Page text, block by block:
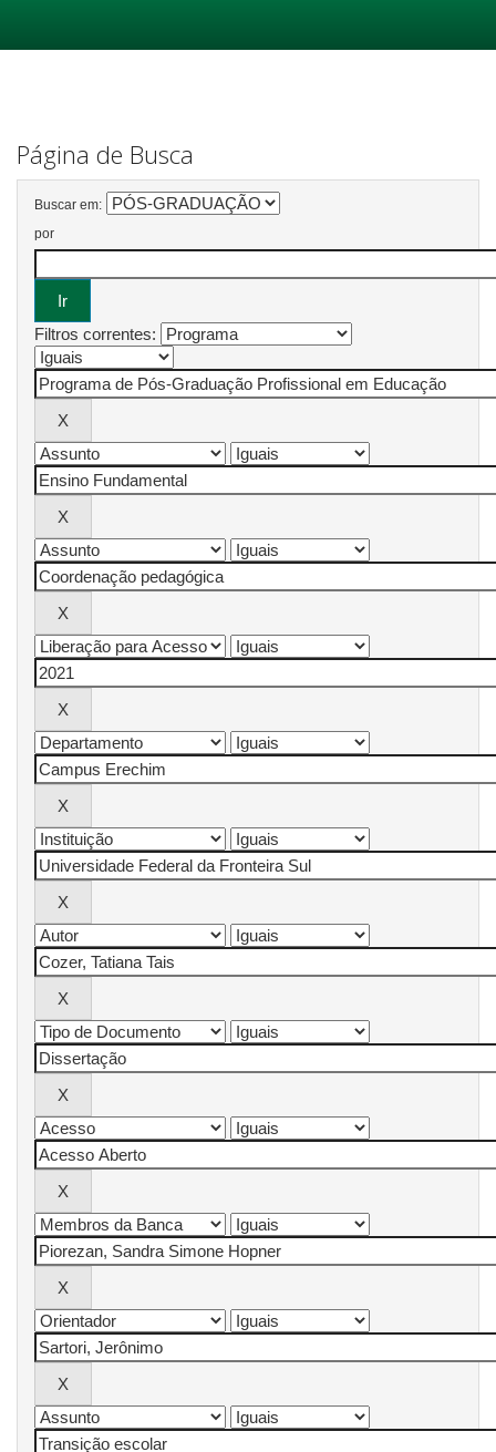
Página de Busca
Buscar em:
por
Filtros correntes: